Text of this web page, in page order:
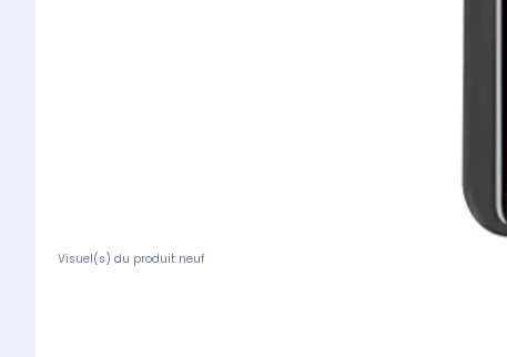
Visuel(s) du produit neuf